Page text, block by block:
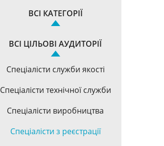
ВСІ КАТЕГОРІЇ
ВСІ ЦІЛЬОВІ АУДИТОРІЇ
Спеціалісти служби якості
Спеціалісти технічної служби
Спеціалісти виробництва
Спеціалісти з реєстрації